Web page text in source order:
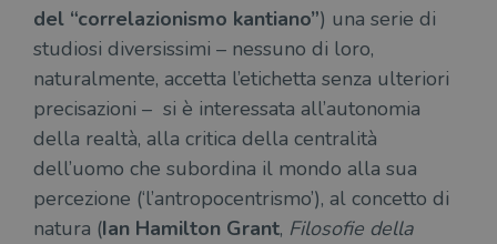
del “correlazionismo kantiano”) una serie di
studiosi diversissimi – nessuno di loro,
naturalmente, accetta l’etichetta senza ulteriori
precisazioni – si è interessata all’autonomia
della realtà, alla critica della centralità
dell’uomo che subordina il mondo alla sua
percezione (‘l’antropocentrismo’), al concetto di
natura (Ian Hamilton Grant, Filosofie della